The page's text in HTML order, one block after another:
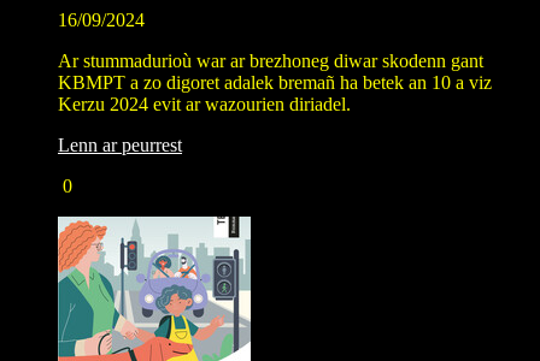
16/09/2024
Ar stummadurioù war ar brezhoneg diwar skodenn gant
KBMPT a zo digoret adalek bremañ ha betek an 10 a viz
Kerzu 2024 evit ar wazourien diriadel.
Lenn ar peurrest
0